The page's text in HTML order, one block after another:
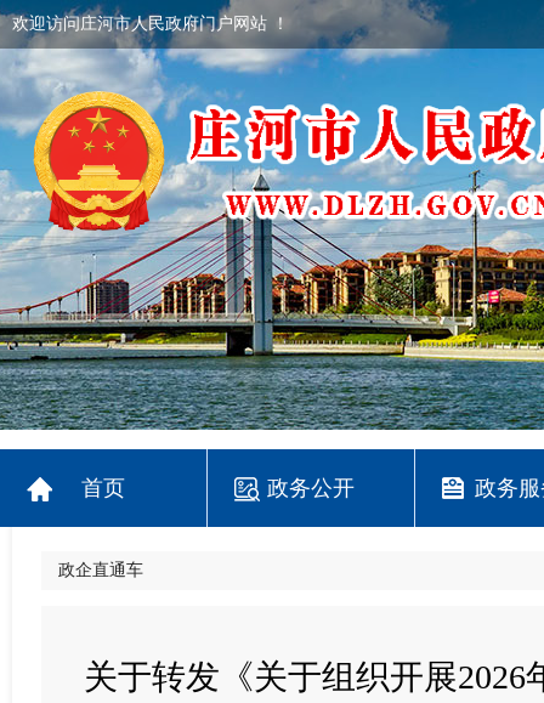
欢迎访问庄河市人民政府门户网站 ！
首页 政务公开 政务
政企直通车
关于转发《关于组织开展2026